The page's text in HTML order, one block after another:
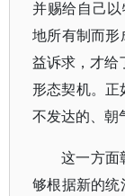
并赐给自己
地所有制而形
益诉求，才给
形态契机。正
不发达的、朝
这一方面
够根据新的统